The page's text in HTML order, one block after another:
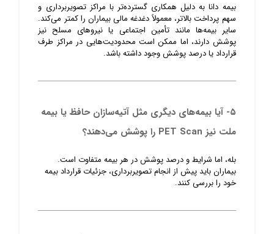
بیمه دانا به دلیل همکاری گسترده‌تر با مراکز تصویربرداری و
سهم پرداخت بالاتر، معمولاً دغدغه مالی بیماران را کمتر می‌کند.
سایر بیمه‌ها مانند تأمین اجتماعی یا نیروهای مسلح نیز
پوشش دارند، اما ممکن است محدودیت‌هایی در مراکز طرف
قرارداد یا درصد پوشش وجود داشته باشد.
۵- آیا بیمه‌های دیگری مثل آتیه‌سازان حافظ یا بیمه
ملت نیز PET Scan را پوشش می‌دهند؟
بله، اما شرایط و درصد پوشش در هر بیمه متفاوت است.
بیماران باید پیش از انجام تصویربرداری، جزئیات قرارداد بیمه
خود را بررسی کنند.